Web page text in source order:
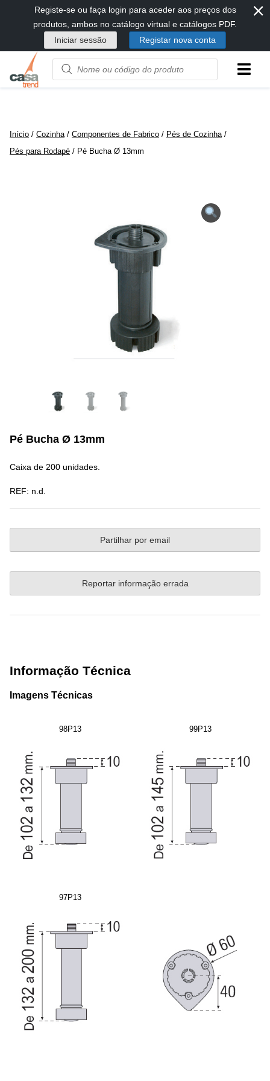
diretamente
conteúdo
Registe-se ou faça login para aceder aos preços dos
produtos, ambos no catálogo virtual e catálogos PDF.
Iniciar sessão
Registar nova conta
⨯
Product
name
Início / Cozinha / Componentes de Fabrico / Pés de Cozinha /
Pés para Rodapé / Pé Bucha Ø 13mm
Pé Bucha Ø 13mm
Caixa de 200 unidades.
REF: n.d.
Partilhar por email
Reportar informação errada
Informação Técnica
Imagens Técnicas
98P13 99P13
97P13